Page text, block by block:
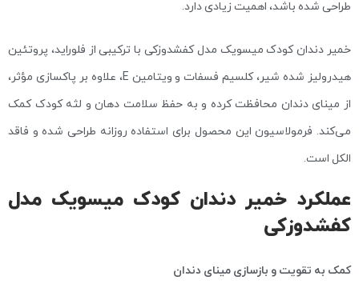
طراحی شده باشد، اهمیت زیادی دارد.
خمیر دندان کودک میسویک مدل کفشدوزکی با ترکیبی از فلوراید، پروتئین
هیدرولیز شده شیر، کلسیم فسفات و ویتامین E، علاوه بر پاکسازی مؤثر،
از مینای دندان محافظت کرده و به حفظ سلامت دهان و لثه کودک کمک
می‌کند. فرمولاسیون این محصول برای استفاده روزانه طراحی شده و فاقد
الکل است.
عملکرد خمیر دندان کودک میسویک مدل
کفشدوزکی
کمک به تقویت و بازسازی مینای دندان